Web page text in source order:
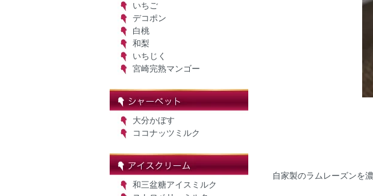
自家製のラムレーズンを
いちご
デコポン
白桃
和梨
いちじく
宮崎完熟マンゴー
大分かぼす
ココナッツミルク
和三盆糖アイスミルク